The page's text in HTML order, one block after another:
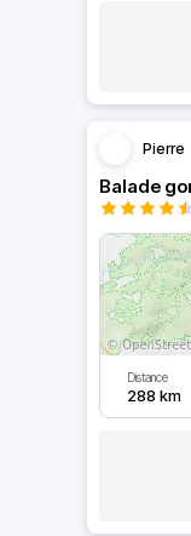
Pierre
Distance
288 km